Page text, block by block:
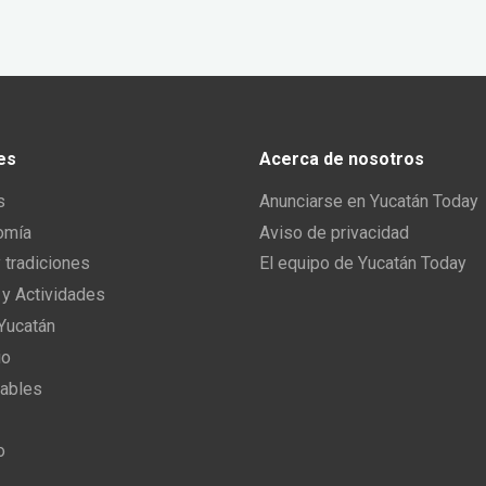
tradiciones
Actividades
Acerca de nosotros
Anunciarse en Yucatán Today
Aviso de privacidad
El equipo de Yucatán Today